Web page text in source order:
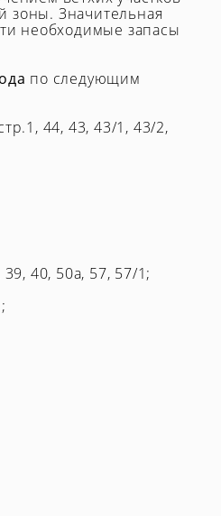
зоны. Значительная
необходимые запасы
по следующим
44, 43, 43/1, 43/2,
40, 50а, 57, 57/1;